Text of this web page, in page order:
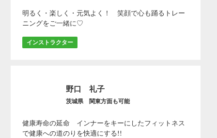
明るく・楽しく・元気よく！ 笑顔で心も踊るトレー
ニングをご一緒に♡
インストラクター
野口 礼子
茨城県 関東方面も可能
健康寿命の延命 インナーをキーにしたフィットネス
で健康への道のりを快適にする!!